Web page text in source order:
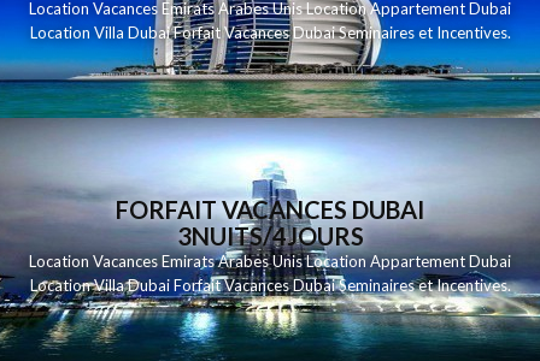
Location Vacances Emirats Arabes Unis Location Appartement Dubai
Location Villa Dubai Forfait Vacances Dubai Seminaires et Incentives.
FORFAIT VACANCES DUBAI
3NUITS/4JOURS
Location Vacances Emirats Arabes Unis Location Appartement Dubai
Location Villa Dubai Forfait Vacances Dubai Seminaires et Incentives.